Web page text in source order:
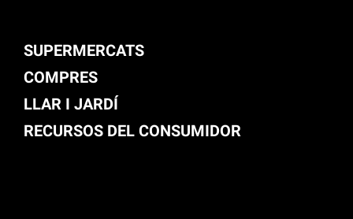
SUPERMERCATS
COMPRES
LLAR I JARDÍ
RECURSOS DEL CONSUMIDOR